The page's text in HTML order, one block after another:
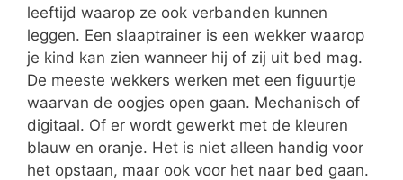
leeftijd waarop ze ook verbanden kunnen
leggen. Een slaaptrainer is een wekker waarop
je kind kan zien wanneer hij of zij uit bed mag.
De meeste wekkers werken met een figuurtje
waarvan de oogjes open gaan. Mechanisch of
digitaal. Of er wordt gewerkt met de kleuren
blauw en oranje. Het is niet alleen handig voor
het opstaan, maar ook voor het naar bed gaan.